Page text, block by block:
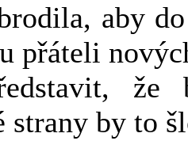
aby
přáteli
že
strany by to